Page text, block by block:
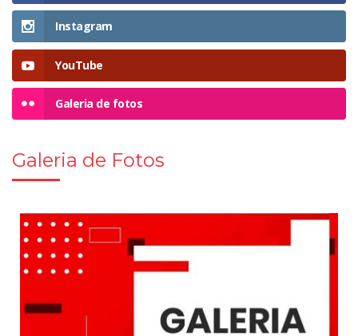
Instagram
YouTube
Galeria de fotos
Galeria de Fotos